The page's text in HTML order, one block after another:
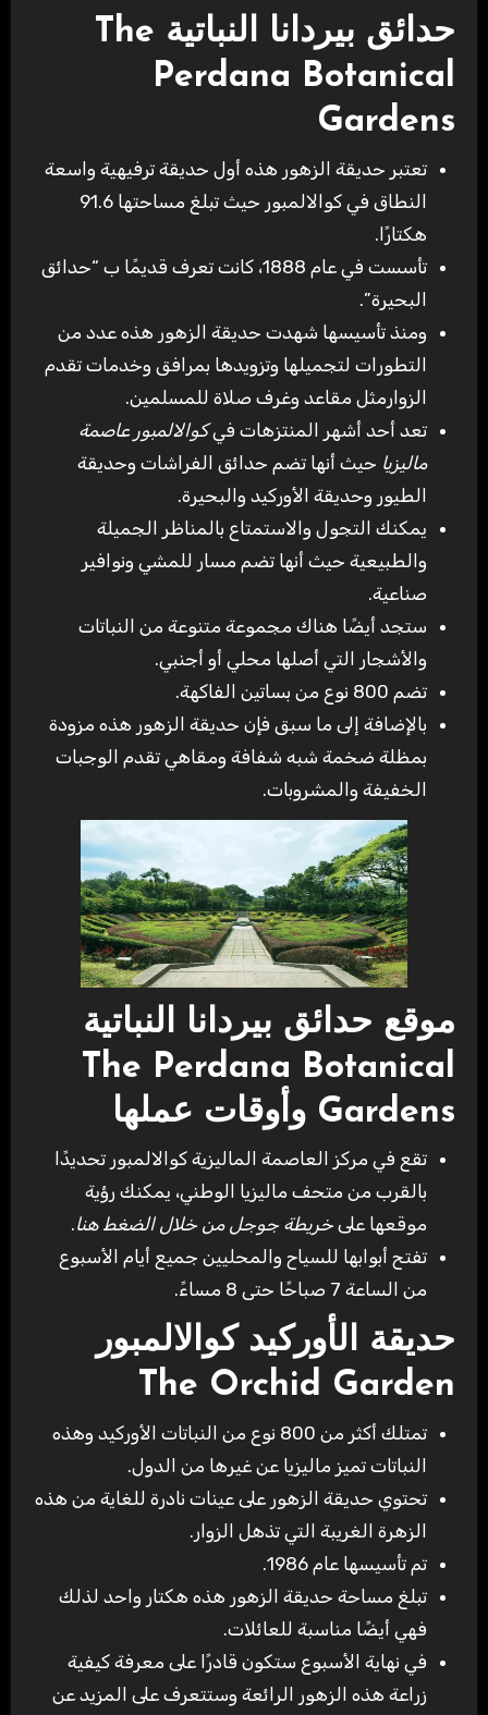
حدائق بيردانا النباتية The
Perdana Botanical
Gardens
تعتبر حديقة الزهور هذه أول حديقة ترفيهية واسعة
النطاق في كوالالمبور حيث تبلغ مساحتها 91.6
هكتارًا.
تأسست في عام 1888، كانت تعرف قديمًا ب “حدائق
البحيرة”.
ومنذ تأسيسها شهدت حديقة الزهور هذه عدد من
التطورات لتجميلها وتزويدها بمرافق وخدمات تقدم
الزوارمثل مقاعد وغرف صلاة للمسلمين.
تعد أحد أشهر المنتزهات فيكوالالمبور عاصمة
ماليزيا حيث أنها تضم حدائق الفراشات وحديقة
الطيور وحديقة الأوركيد والبحيرة.
يمكنك التجول والاستمتاع بالمناظر الجميلة
والطبيعية حيث أنها تضم مسار للمشي ونوافير
صناعية.
ستجد أيضًا هناك مجموعة متنوعة من النباتات
والأشجار التي أصلها محلي أو أجنبي.
تضم 800 نوع من بساتين الفاكهة.
بالإضافة إلى ما سبق فإن حديقة الزهور هذه مزودة
بمظلة ضخمة شبه شفافة ومقاهي تقدم الوجبات
الخفيفة والمشروبات.
موقع حدائق بيردانا النباتية
The Perdana Botanical
Gardens وأوقات عملها
تقع في مركز العاصمة الماليزية كوالالمبور تحديدًا
بالقرب من متحف ماليزيا الوطني، يمكنك رؤية
موقعها على خريطة جوجل من خلال الضغط هنا.
تفتح أبوابها للسياح والمحليين جميع أيام الأسبوع
من الساعة 7 صباحًا حتى 8 مساءً.
حديقة الأوركيد كوالالمبور
The Orchid Garden
تمتلك أكثر من 800 نوع من النباتات الأوركيد وهذه
النباتات تميز ماليزيا عن غيرها من الدول.
تحتوي حديقة الزهور على عينات نادرة للغاية من هذه
الزهرة الغريبة التي تذهل الزوار.
تم تأسيسها عام 1986.
تبلغ مساحة حديقة الزهور هذه هكتار واحد لذلك
فهي أيضًا مناسبة للعائلات.
في نهاية الأسبوع ستكون قادرًا على معرفة كيفية
زراعة هذه الزهور الرائعة وستتعرف على المزيد عن